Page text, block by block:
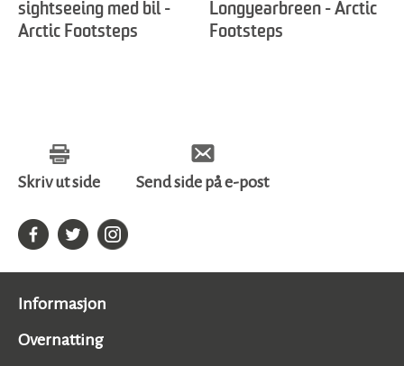
sightseeing med bil -
Arctic Footsteps
Longyearbreen - Arctic
Footsteps
Skriv ut side Send side på e-post
Informasjon
Overnatting